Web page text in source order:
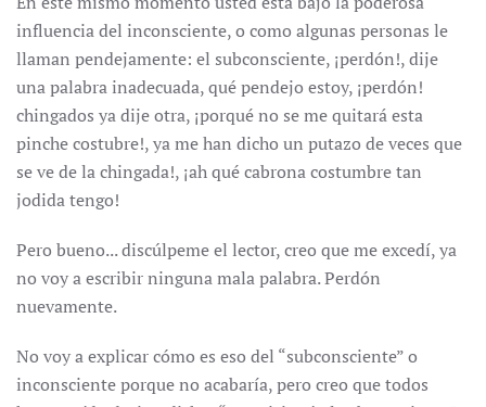
influencia del inconsciente, o como algunas personas le
llaman pendejamente: el subconsciente, ¡perdón!, dije
una palabra inadecuada, qué pendejo estoy, ¡perdón!
chingados ya dije otra, ¡porqué no se me quitará esta
pinche costubre!, ya me han dicho un putazo de veces que
se ve de la chingada!, ¡ah qué cabrona costumbre tan
jodida tengo!
Pero bueno... discúlpeme el lector, creo que me excedí, ya
no voy a escribir ninguna mala palabra. Perdón
nuevamente.
No voy a explicar cómo es eso del “subconsciente” o
inconsciente porque no acabaría, pero creo que todos